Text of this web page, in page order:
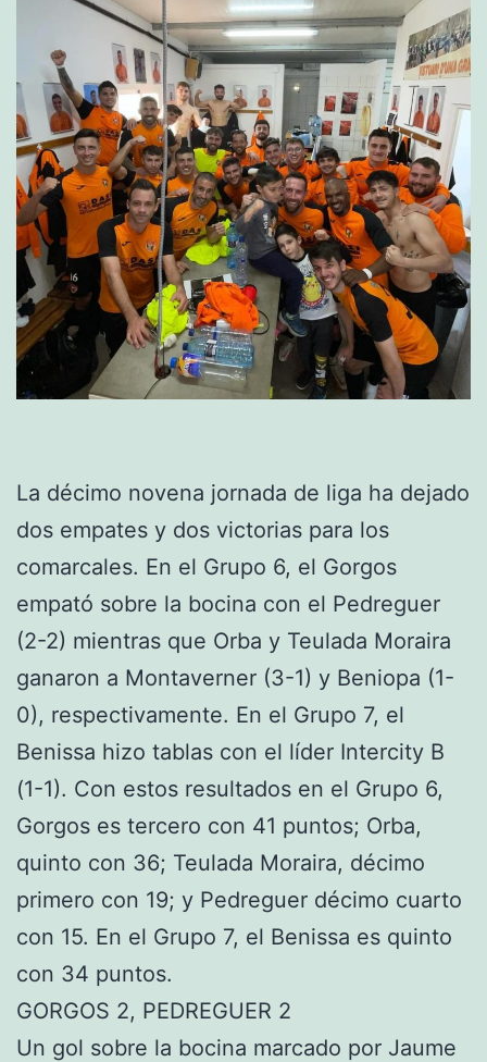
La décimo novena jornada de liga ha dejado
dos empates y dos victorias para los
comarcales. En el Grupo 6, el Gorgos
empató sobre la bocina con el Pedreguer
(2-2) mientras que Orba y Teulada Moraira
ganaron a Montaverner (3-1) y Beniopa (1-
0), respectivamente. En el Grupo 7, el
Benissa hizo tablas con el líder Intercity B
(1-1). Con estos resultados en el Grupo 6,
Gorgos es tercero con 41 puntos; Orba,
quinto con 36; Teulada Moraira, décimo
primero con 19; y Pedreguer décimo cuarto
con 15. En el Grupo 7, el Benissa es quinto
con 34 puntos.
GORGOS 2, PEDREGUER 2
Un gol sobre la bocina marcado por Jaume